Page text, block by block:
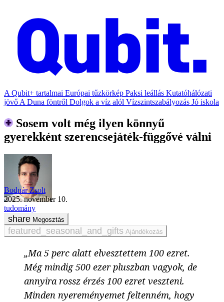
A Qubit+ tartalmai Európai tűzkörkép Paksi leállás Kutatóhálózati
jövő A Duna föntről Dolgok a víz alól Vízszintszabályozás Jó iskola
Sosem volt még ilyen könnyű
gyerekként szerencsejáték-függővé válni
Bodnár Zsolt
2025. november 10.
tudomány
Megosztás
Ajándékozás
„Ma 5 perc alatt elvesztettem 100 ezret.
Még mindig 500 ezer pluszban vagyok, de
annyira rossz érzés 100 ezret veszteni.
Minden nyereményemet feltenném, hogy